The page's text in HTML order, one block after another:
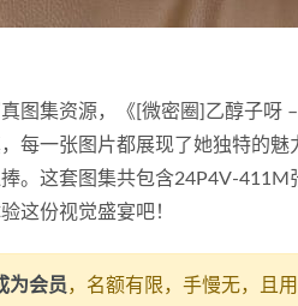
图集资源，《[微密圈]乙醇子呀
每一张图片都展现了她独特的
。这套图集共包含24P4V-
这份视觉盛宴吧！
为会员，名额有限，手慢无，且